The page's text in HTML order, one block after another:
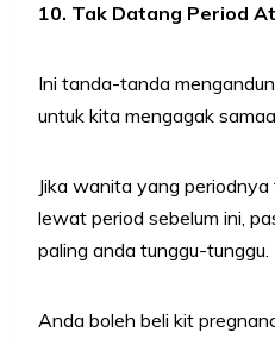
10. Tak Datang Period
Ini tanda-tanda
untuk kita mengagak
Jika wanita yang
lewat period sebelum ini,
paling anda tunggu-tunggu.
Anda boleh beli kit